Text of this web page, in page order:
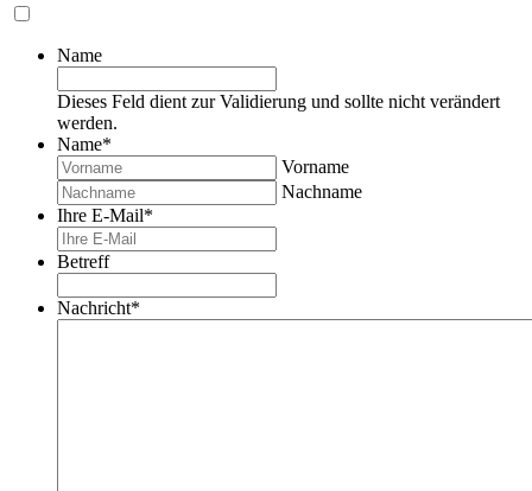
Name
Dieses Feld dient zur Validierung und sollte nicht verändert
werden.
Name*
Vorname
Nachname
Ihre E-Mail*
Betreff
Nachricht*